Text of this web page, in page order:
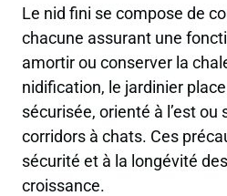
Le nid fini se compose de
chacune assurant une
amortir ou conserver la
nidification, le jardinier
sécurisée, orienté à l’est ou
corridors à chats. Ces
sécurité et à la longévité
croissance.